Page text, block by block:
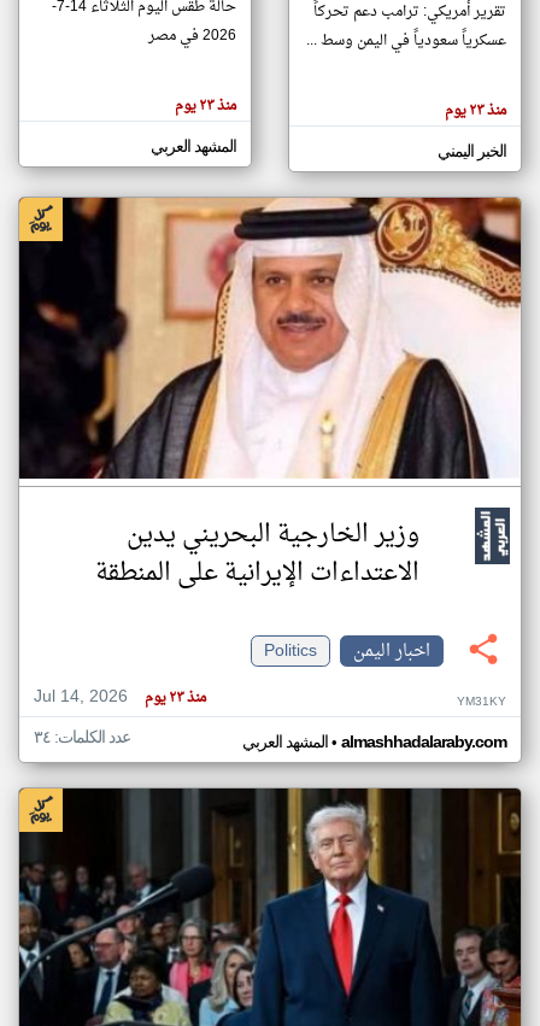
مصادر الأخبار من اليمن
اخبار اليمن على مدار الساعة
المقالات
الموجوده
هنا عن
وجهة
نظر
كاتبيها.
تقرير أمريكي: ترامب دعم تحركاً
عسكرياً سعودياً في اليمن وسط ...
منذ ٢٣ يوم
الخبر اليمني
حالة طقس اليوم الثلاثاء 14-7-
2026 في مصر
منذ ٢٣ يوم
المشهد العربي
وزير الخارجية البحريني يدين
الاعتداءات الإيرانية على المنطقة
اخبار اليمن
Politics
Jul 14, 2026
منذ ٢٣ يوم YM31KY
المشهد العربي• almashhadalaraby.com عدد الكلمات: ٣٤
klyoum.com